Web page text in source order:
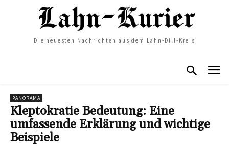
Die neuesten Nachrichten aus dem Lahn-Dill-Kreis
PANORAMA
Kleptokratie Bedeutung: Eine
umfassende Erklärung und wichtige
Beispiele